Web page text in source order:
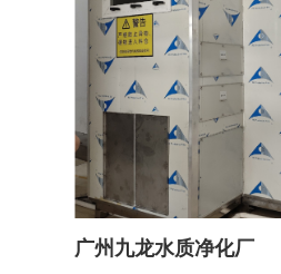
广州九龙水质净化厂